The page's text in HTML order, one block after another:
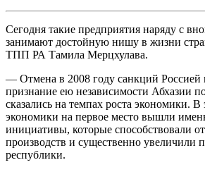
Сегодня такие предприятия наряду с
занимают достойную нишу в жизни
ТПП РА Тамила Мерцхулава.
— Отмена в 2008 году санкций Россией
признание ею независимости Абхазии
сказались на темпах роста экономики. В
экономики на первое место вышли
инициативы, которые способствовали
производств и существенно увеличили
республики.